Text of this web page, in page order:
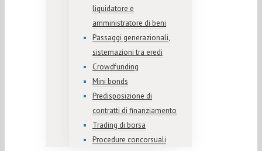
liquidatore e
amministratore di beni
Passaggi generazionali,
sistemazioni tra eredi
Crowdfunding
Mini bonds
Predisposizione di
contratti di finanziamento
Trading di borsa
Procedure concorsuali